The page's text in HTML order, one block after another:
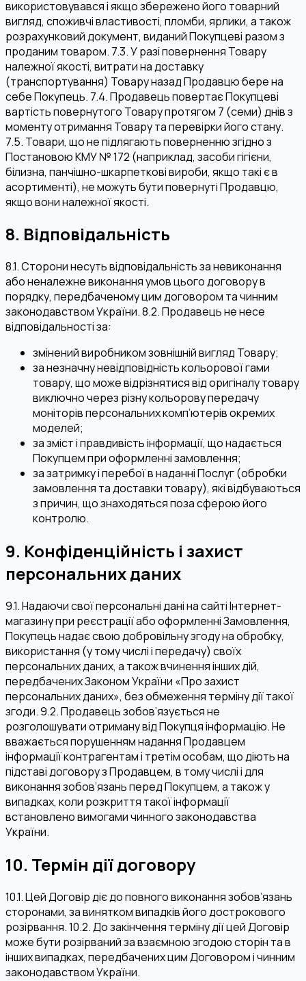
використовувався і якщо збережено його товарний
вигляд, споживчі властивості, пломби, ярлики, а також
розрахунковий документ, виданий Покупцеві разом з
проданим товаром. 7.3. У разі повернення Товару
належної якості, витрати на доставку
(транспортування) Товару назад Продавцю бере на
себе Покупець. 7.4. Продавець повертає Покупцеві
вартість повернутого Товару протягом 7 (семи) днів з
моменту отримання Товару та перевірки його стану.
7.5. Товари, що не підлягають поверненню згідно з
Постановою КМУ № 172 (наприклад, засоби гігієни,
білизна, панчішно-шкарпеткові вироби, якщо такі є в
асортименті), не можуть бути повернуті Продавцю,
якщо вони належної якості.
8. Відповідальність
8.1. Сторони несуть відповідальність за невиконання
або неналежне виконання умов цього договору в
порядку, передбаченому цим договором та чинним
законодавством України. 8.2. Продавець не несе
відповідальності за:
змінений виробником зовнішній вигляд Товару;
за незначну невідповідність кольорової гами
товару, що може відрізнятися від оригіналу товару
виключно через різну кольорову передачу
моніторів персональних комп’ютерів окремих
моделей;
за зміст і правдивість інформації, що надається
Покупцем при оформленні замовлення;
за затримку і перебої в наданні Послуг (обробки
замовлення та доставки товару), які відбуваються
з причин, що знаходяться поза сферою його
контролю.
9. Конфіденційність і захист
персональних даних
9.1. Надаючи свої персональні дані на сайті Інтернет-
магазину при реєстрації або оформленні Замовлення,
Покупець надає свою добровільну згоду на обробку,
використання (у тому числі і передачу) своїх
персональних даних, а також вчинення інших дій,
передбачених Законом України «Про захист
персональних даних», без обмеження терміну дії такої
згоди. 9.2. Продавець зобов’язується не
розголошувати отриману від Покупця інформацію. Не
вважається порушенням надання Продавцем
інформації контрагентам і третім особам, що діють на
підставі договору з Продавцем, в тому числі і для
виконання зобов’язань перед Покупцем, а також у
випадках, коли розкриття такої інформації
встановлено вимогами чинного законодавства
України.
10. Термін дії договору
10.1. Цей Договір діє до повного виконання зобов’язань
сторонами, за винятком випадків його дострокового
розірвання. 10.2. До закінчення терміну дії цей Договір
може бути розірваний за взаємною згодою сторін та в
інших випадках, передбачених цим Договором і чинним
законодавством України.